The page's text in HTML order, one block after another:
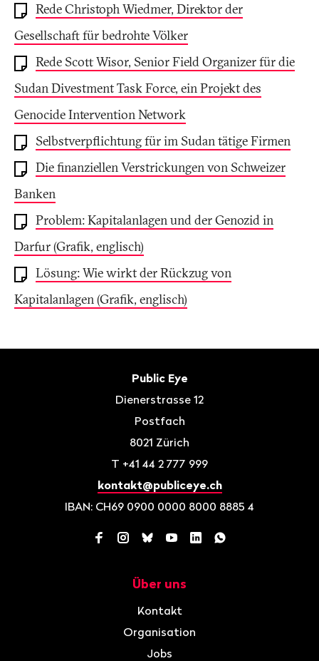
Rede Christoph Wiedmer, Direktor der
Gesellschaft für bedrohte Völker
Rede Scott Wisor, Senior Field Organizer für die
Sudan Divestment Task Force, ein Projekt des
Genocide Intervention Network
Selbstverpflichtung für im Sudan tätige Firmen
Die finanziellen Verstrickungen von Schweizer
Banken
Problem: Kapitalanlagen und der Genozid in
Darfur (Grafik, englisch)
Lösung: Wie wirkt der Rückzug von
Kapitalanlagen (Grafik, englisch)
Public Eye
Dienerstrasse 12
Postfach
8021 Zürich
T +41 44 2 777 999
kontakt@publiceye.ch
IBAN: CH69 0900 0000 8000 8885 4
Facebook
Instagram
BlueskyYouTube
LinkedInWhatsApp
Über uns
Kontakt
Organisation
Jobs